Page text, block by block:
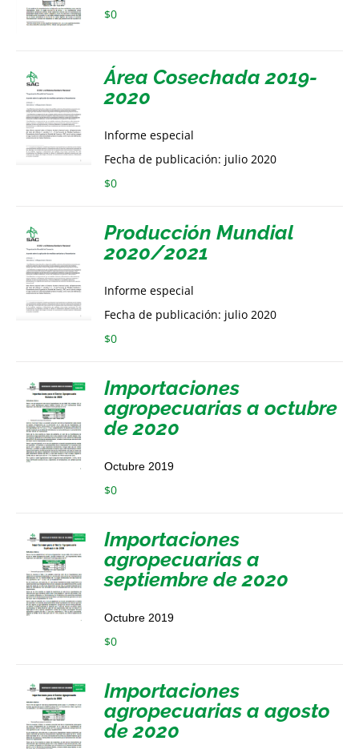
$0
Área Cosechada 2019-
2020
Informe especial
Fecha de publicación: julio 2020
$0
Producción Mundial
2020/2021
Informe especial
Fecha de publicación: julio 2020
$0
Importaciones
agropecuarias a octubre
de 2020
Octubre 2019
$0
Importaciones
agropecuarias a
septiembre de 2020
Octubre 2019
$0
Importaciones
agropecuarias a agosto
de 2020